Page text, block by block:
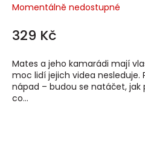
Momentálně nedostupné
329 Kč
Mates a jeho kamarádi mají
moc lidí jejich videa nesleduje.
nápad – budou se natáčet, jak
co...